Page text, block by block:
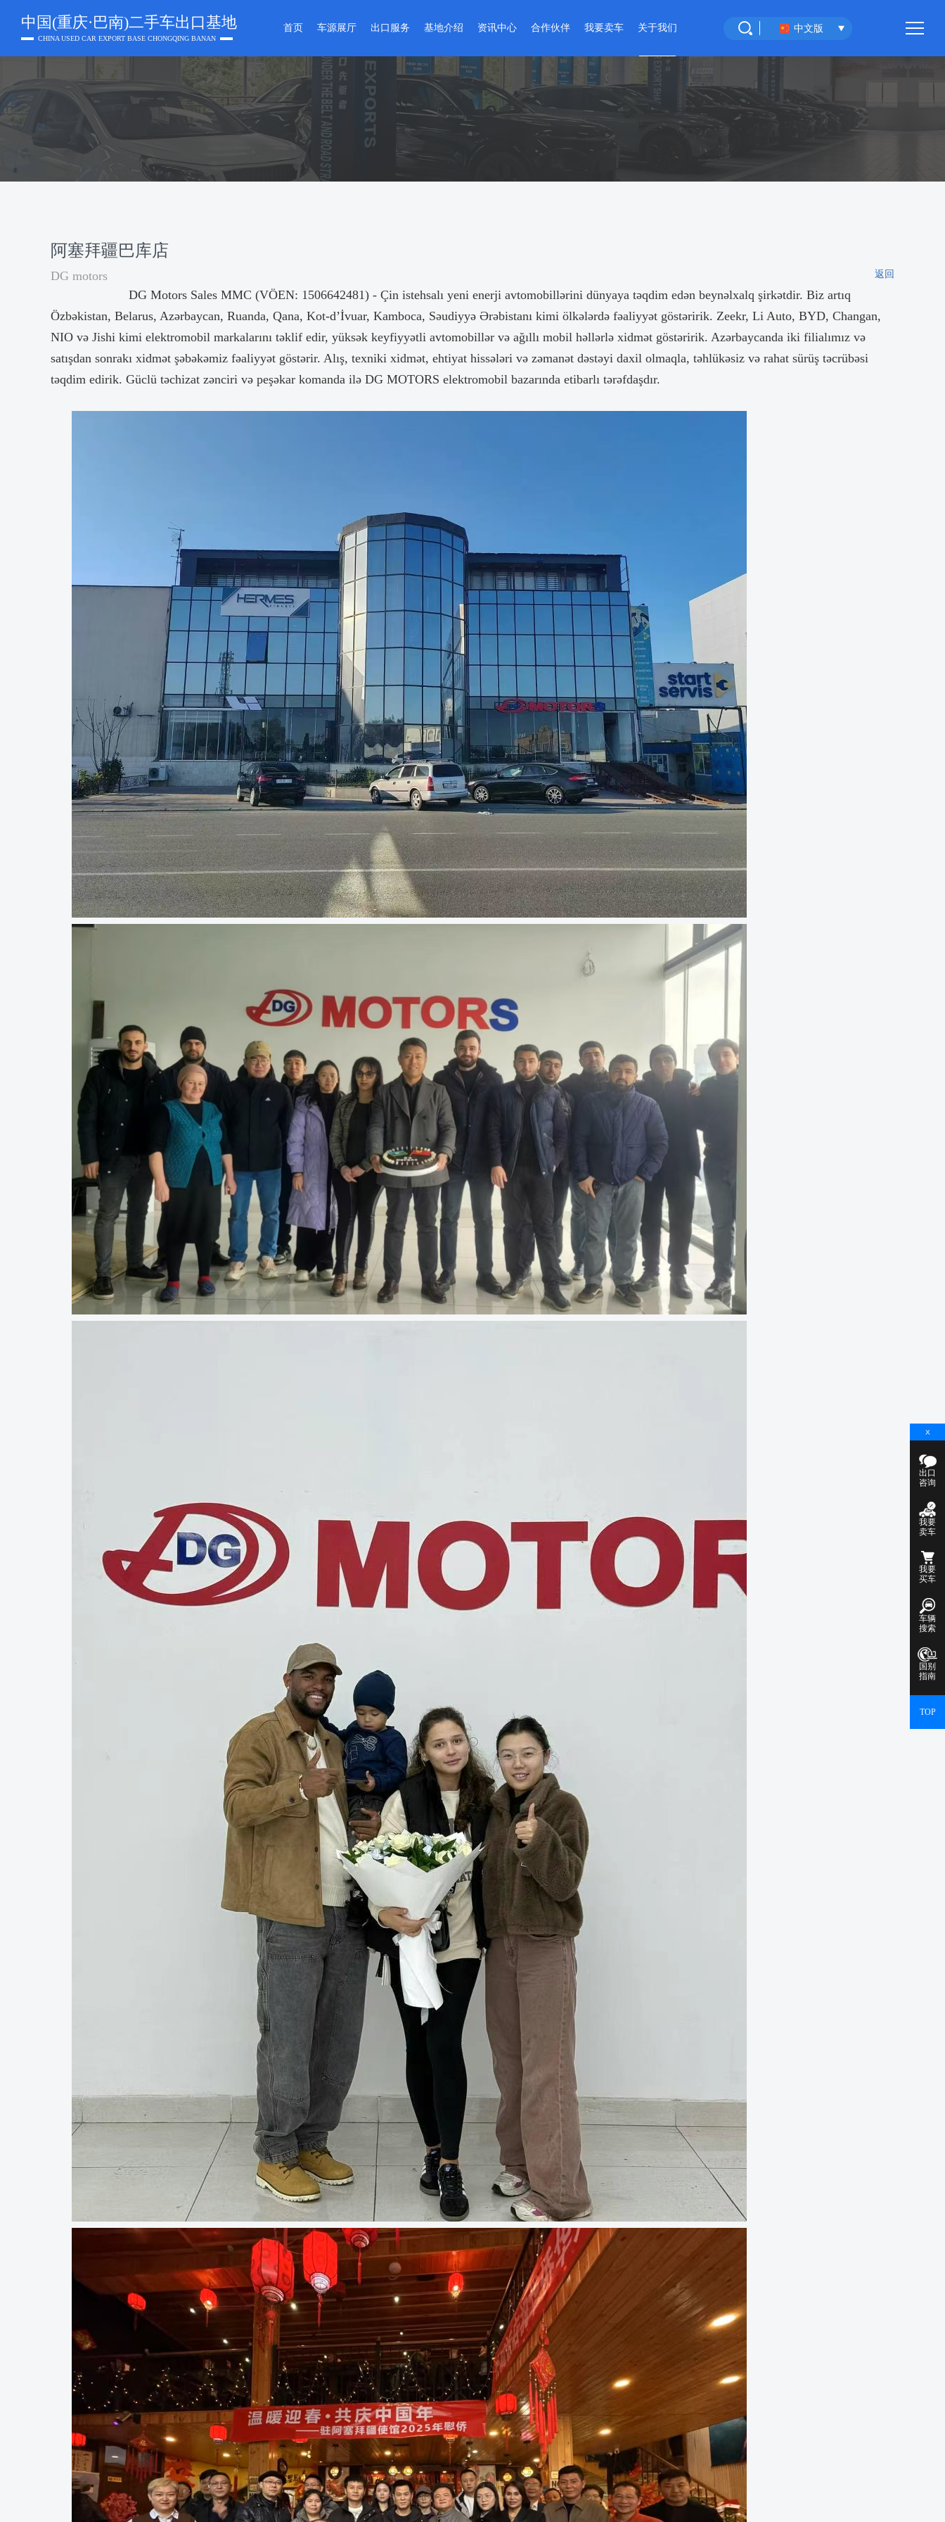
中国(重庆·巴南)二手车出口基地
CHINA USED CAR EXPORT BASE CHONGQING BANAN
首页 车源展厅
精品二手车
准新车
改装车
环宇严选
出口服务
出口流程
维修整备
检测认证
金融服务
智能数据
基地介绍
基地介绍
全球网点
基地VR实景
资讯中心
政策法规
合作伙伴
合作商家
入驻企业
我要卖车
在线评估
关于我们
重庆环宇汽车
联系我们
中文版
阿塞拜疆巴库店
DG motors 返回
DG Motors Sales MMC (VÖEN: 1506642481) - Çin istehsalı yeni enerji avtomobillərini dünyaya təqdim edən beynəlxalq şirkətdir. Biz artıq
Özbəkistan, Belarus, Azərbaycan, Ruanda, Qana, Kot-d’İvuar, Kamboca, Səudiyyə Ərəbistanı kimi ölkələrdə fəaliyyət göstəririk. Zeekr, Li Auto, BYD, Changan,
NIO və Jishi kimi elektromobil markalarını təklif edir, yüksək keyfiyyətli avtomobillər və ağıllı mobil həllərlə xidmət göstəririk. Azərbaycanda iki filialımız və
satışdan sonrakı xidmət şəbəkəmiz fəaliyyət göstərir. Alış, texniki xidmət, ehtiyat hissələri və zəmanət dəstəyi daxil olmaqla, təhlükəsiz və rahat sürüş təcrübəsi
təqdim edirik. Güclü təchizat zənciri və peşəkar komanda ilə DG MOTORS elektromobil bazarında etibarlı tərəfdaşdır.
出口
咨询
我要
卖车
我要
买车
车辆
搜索
国别
指南
TOP